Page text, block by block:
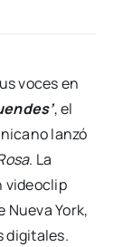
voces en
, el
lanzó
. La
videoclip
Nueva York,
digitales.